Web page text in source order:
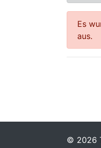
Es
aus.
© 2026